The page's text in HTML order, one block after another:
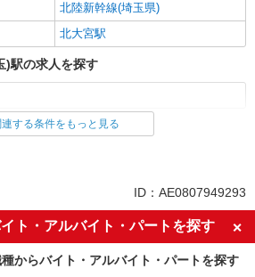
北陸新幹線(埼玉県)
北大宮駅
)駅の求人を探す
埼玉)駅の求人を探す
履歴書不要
未経験歓迎
語学力を活かせる（英語以外）
連する条件をもっと見る
ID：AE0807949293
ト・アルバイト・パートを探す
からバイト・アルバイト・パートを探す